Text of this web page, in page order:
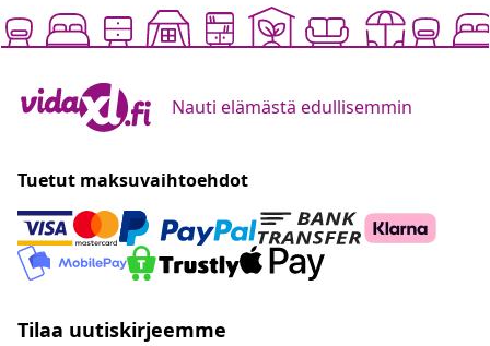
Nauti elämästä edullisemmin
Tuetut maksuvaihtoehdot
Tilaa uutiskirjeemme